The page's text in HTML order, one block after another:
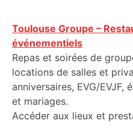
Toulouse Groupe –
événementiels
Repas et soirées de
locations de salles et
anniversaires, EVG/EVJF,
et mariages.
Accéder aux lieux et